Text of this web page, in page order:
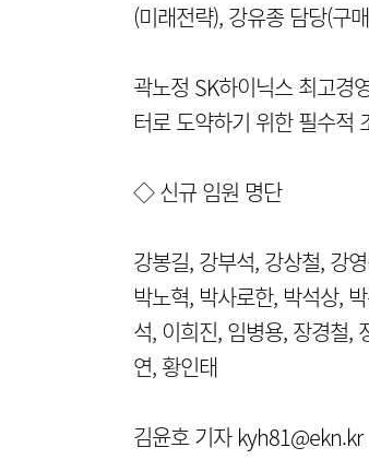
(미래전략), 강유종 담당(구
곽노정 SK하이닉스 최고경
터로 도약하기 위한 필수적
◇ 신규 임원 명단
강봉길, 강부석, 강상철, 강
박노혁, 박사로한, 박석상,
석, 이희진, 임병용, 장경철,
연, 황인태
김윤호 기자 kyh81@ekn.kr